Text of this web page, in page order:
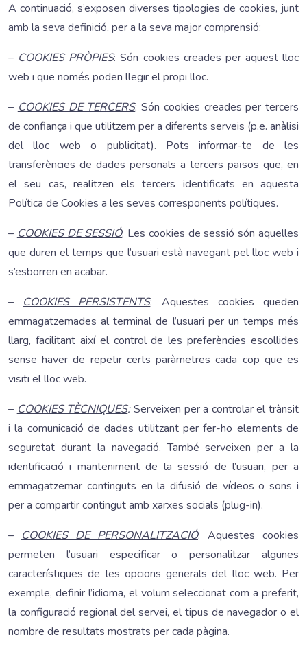
A continuació, s’exposen diverses tipologies de cookies, junt
amb la seva definició, per a la seva major comprensió:
– COOKIES PRÒPIES: Són cookies creades per aquest lloc
web i que només poden llegir el propi lloc.
– COOKIES DE TERCERS: Són cookies creades per tercers
de confiança i que utilitzem per a diferents serveis (p.e. anàlisi
del lloc web o publicitat). Pots informar-te de les
transferències de dades personals a tercers països que, en
el seu cas, realitzen els tercers identificats en aquesta
Política de Cookies a les seves corresponents polítiques.
– COOKIES DE SESSIÓ: Les cookies de sessió són aquelles
que duren el temps que l’usuari està navegant pel lloc web i
s’esborren en acabar.
– COOKIES PERSISTENTS: Aquestes cookies queden
emmagatzemades al terminal de l’usuari per un temps més
llarg, facilitant així el control de les preferències escollides
sense haver de repetir certs paràmetres cada cop que es
visiti el lloc web.
– COOKIES TÈCNIQUES:Serveixen per a controlar el trànsit
i la comunicació de dades utilitzant per fer-ho elements de
seguretat durant la navegació. També serveixen per a la
identificació i manteniment de la sessió de l’usuari, per a
emmagatzemar continguts en la difusió de vídeos o sons i
per a compartir contingut amb xarxes socials (plug-in).
– COOKIES DE PERSONALITZACIÓ: Aquestes cookies
permeten l’usuari especificar o personalitzar algunes
característiques de les opcions generals del lloc web. Per
exemple, definir l’idioma, el volum seleccionat com a preferit,
la configuració regional del servei, el tipus de navegador o el
nombre de resultats mostrats per cada pàgina.